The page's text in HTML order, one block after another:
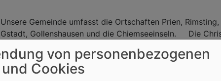
Unsere Gemeinde umfasst die Ortschaften Prien,
Gstadt, Gollenshausen und die Chiemseeinseln. Die
und die Erlöserkirche in Breitbrunn stehen im Mittelpunkt
Miteinander im Horizont des christlichen Glaubens. Unser
Gemeindeleben mit Gottesdiensten, Konzerten,
von personenbezogenen
Cookies